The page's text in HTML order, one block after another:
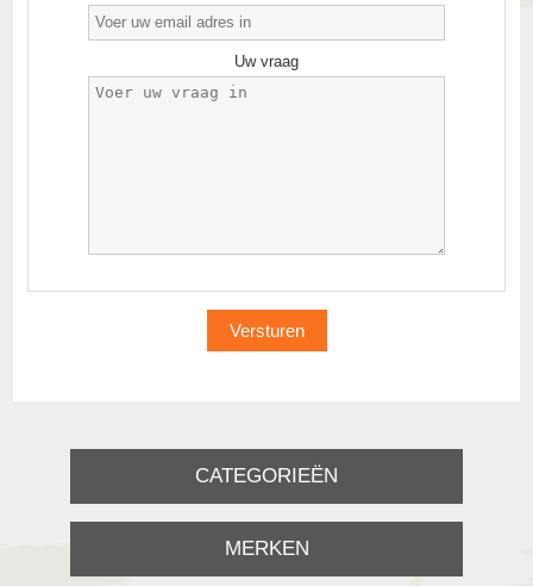
Uw vraag
CATEGORIEËN
MERKEN